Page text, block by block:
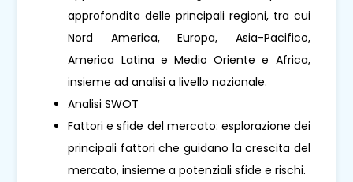
approfondita delle principali regioni, tra cui
Nord America, Europa, Asia-Pacifico,
America Latina e Medio Oriente e Africa,
insieme ad analisi a livello nazionale.
Analisi SWOT
Fattori e sfide del mercato: esplorazione dei
principali fattori che guidano la crescita del
mercato, insieme a potenziali sfide e rischi.